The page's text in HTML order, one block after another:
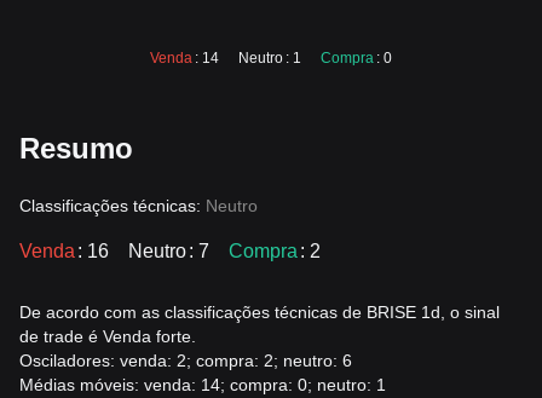
Venda : 14 Neutro : 1 Compra : 0
Resumo
Classificações técnicas: Neutro
Venda : 16 Neutro: 7 Compra : 2
De acordo com as classificações técnicas de BRISE 1d, o sinal
de trade é Venda forte.
Osciladores: venda: 2; compra: 2; neutro: 6
Médias móveis: venda: 14; compra: 0; neutro: 1